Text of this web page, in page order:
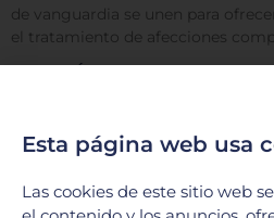
de vanguardia se unen para
el tratamiento de afecciones
LEER MÁS »
Esta página web usa
Las cookies de este sitio web